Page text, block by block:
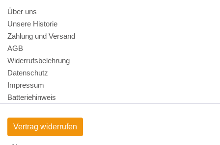
Über uns
Unsere Historie
Zahlung und Versand
AGB
Widerrufsbelehrung
Datenschutz
Impressum
Batteriehinweis
Vertrag widerrufen